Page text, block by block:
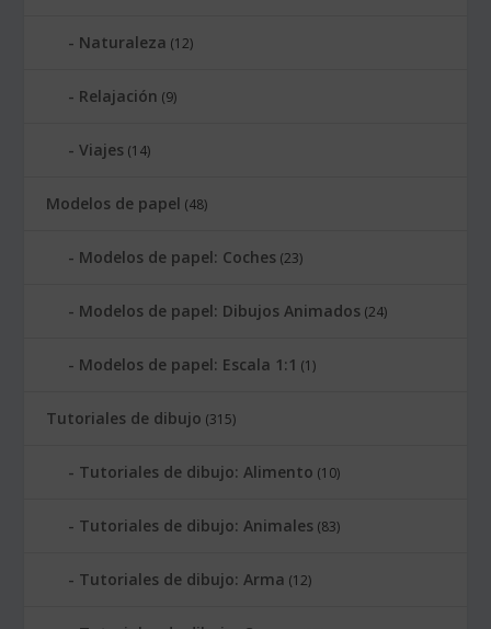
Naturaleza (12)
Relajación (9)
Viajes (14)
Modelos de papel (48)
Modelos de papel: Coches (23)
Modelos de papel: Dibujos Animados (24)
Modelos de papel: Escala 1:1 (1)
Tutoriales de dibujo (315)
Tutoriales de dibujo: Alimento (10)
Tutoriales de dibujo: Animales (83)
Tutoriales de dibujo: Arma (12)